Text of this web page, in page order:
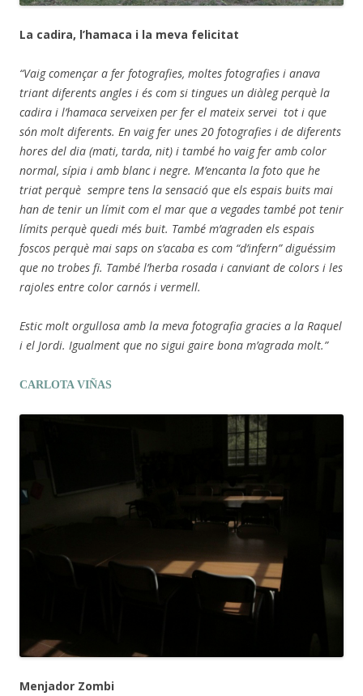
La cadira, l’hamaca i la meva felicitat
“Vaig començar a fer fotografies, moltes fotografies i anava
triant diferents angles i és com si tingues un diàleg perquè la
cadira i l’hamaca serveixen per fer el mateix servei tot i que
són molt diferents. En vaig fer unes 20 fotografies i de diferents
hores del dia (mati, tarda, nit) i també ho vaig fer amb color
normal, sípia i amb blanc i negre. M’encanta la foto que he
triat perquè sempre tens la sensació que els espais buits mai
han de tenir un límit com el mar que a vegades també pot tenir
límits perquè quedi més buit. També m’agraden els espais
foscos perquè mai saps on s’acaba es com “d’infern” diguéssim
que no trobes fi. També l’herba rosada i canviant de colors i les
rajoles entre color carnós i vermell.
Estic molt orgullosa amb la meva fotografia gracies a la Raquel
i el Jordi. Igualment que no sigui gaire bona m’agrada molt.”
CARLOTA VIÑAS
Menjador Zombi